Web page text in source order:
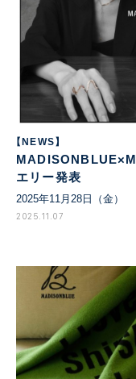
【NEWS】
エリー発表
2025年11月28日（金）
2025.11.07